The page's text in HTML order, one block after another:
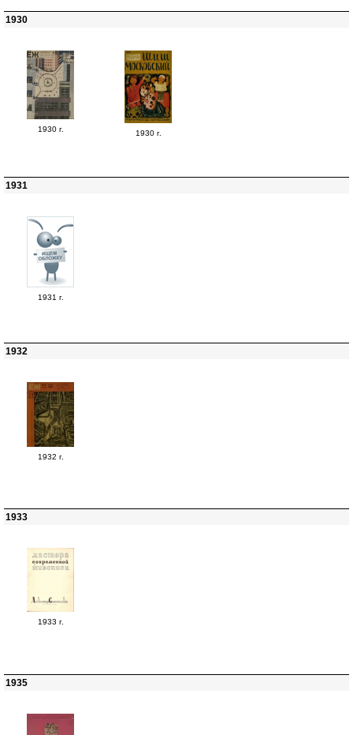
1930
1930 г. 1930 г.
1931
1931 г.
1932
1932 г.
1933
1933 г.
1935